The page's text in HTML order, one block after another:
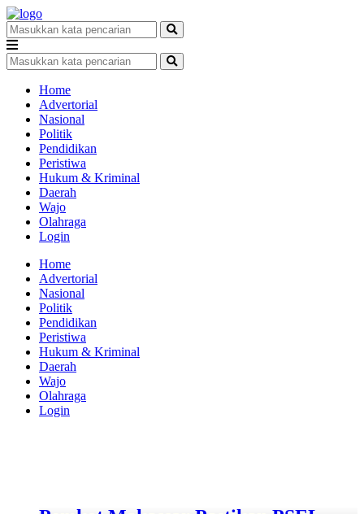
Home
Advertorial
Nasional
Politik
Pendidikan
Peristiwa
Hukum & Kriminal
Daerah
Wajo
Olahraga
Login
Home
Advertorial
Nasional
Politik
Pendidikan
Peristiwa
Hukum & Kriminal
Daerah
Wajo
Olahraga
Login